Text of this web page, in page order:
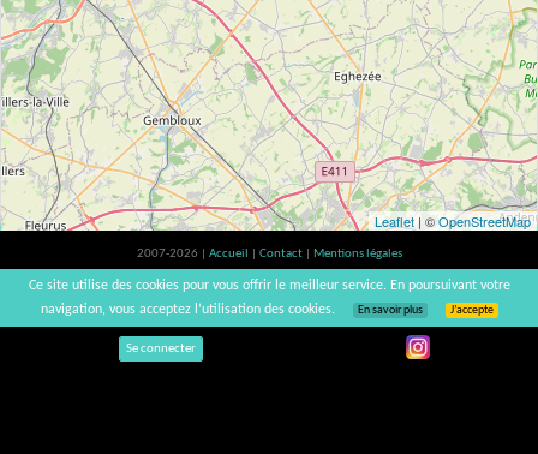
Leaflet | ©OpenStreetMap
2007-2026 | Accueil Contact
Mentions légales
L'abus d'alcool est dangereux pour la santé, à consommer avec modération. |
vinsnaturels | v3.12
Se connecter
Ce site utilise des cookies pour vous offrir le meilleur service. En poursuivant votre
navigation, vous acceptez l’utilisation des cookies.
En savoir plus J’accepte